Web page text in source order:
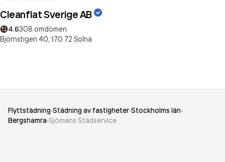
Cleanflat Sverige AB
4.6308 omdömen
Björnstigen 40, 170 72 Solna
Flyttstädning Städning av fastigheter Stockholms län
Bergshamra Sjömans Städservice